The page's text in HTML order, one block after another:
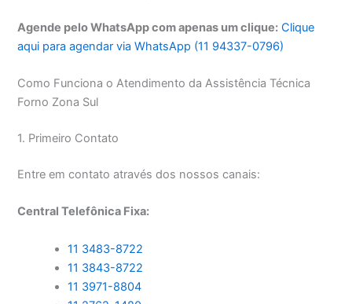
Agende pelo WhatsApp com apenas um clique: Clique
aqui para agendar via WhatsApp (11 94337-0796)
Como Funciona o Atendimento da Assistência Técnica
Forno Zona Sul
1. Primeiro Contato
Entre em contato através dos nossos canais:
Central Telefônica Fixa:
11 3483-8722
11 3843-8722
11 3971-8804